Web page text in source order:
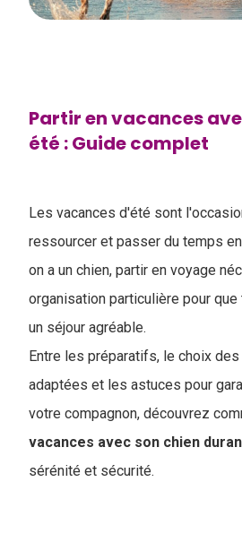
Partir en vacances
été : Guide complet
Les vacances d'été sont
ressourcer et passer du temps
on a un chien, partir en voyage
organisation particulière pour
un séjour agréable.
Entre les préparatifs, le choix
adaptées et les astuces pour
votre compagnon, découvrez
vacances avec son chien
sérénité et sécurité.